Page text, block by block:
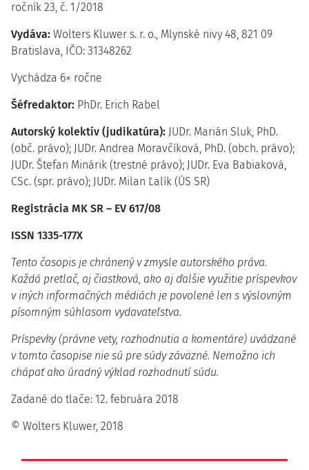
ročník 23, č. 1/2018
Vydáva: Wolters Kluwer s. r. o., Mlynské nivy 48, 821 09
Bratislava, IČO: 31348262
Vychádza 6× ročne
Šéfredaktor: PhDr. Erich Rabel
Autorský kolektív (judikatúra): JUDr. Marián Sluk, PhD.
(obč. právo); JUDr. Andrea Moravčíková, PhD. (obch. právo);
JUDr. Štefan Minárik (trestné právo); JUDr. Eva Babiaková,
CSc. (spr. právo); JUDr. Milan Ľalík (ÚS SR)
Registrácia MK SR – EV 617/08
ISSN 1335-177X
Tento časopis je chránený v zmysle autorského práva.
Každá pretlač, aj čiastková, ako aj ďalšie využitie príspevkov
v iných informačných médiách je povolené len s výslovným
písomným súhlasom vydavateľstva.
Príspevky (právne vety, rozhodnutia a komentáre) uvádzané
v tomto časopise nie sú pre súdy záväzné. Nemožno ich
chápať ako úradný výklad rozhodnutí súdu.
Zadané do tlače: 12. februára 2018
© Wolters Kluwer, 2018